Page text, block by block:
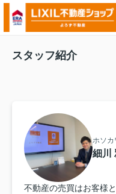
スタッフ紹介
ホソカ
細川
不動産の売買はお客様